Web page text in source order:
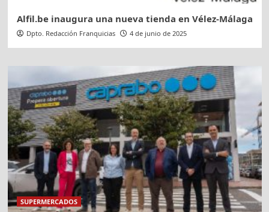
Alfil.be inaugura una nueva tienda en Vélez-Málaga
Dpto. Redacción Franquicias 4 de junio de 2025
SUPERMERCADOS